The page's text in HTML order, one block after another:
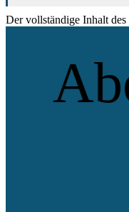
Der vollständige Inhalt